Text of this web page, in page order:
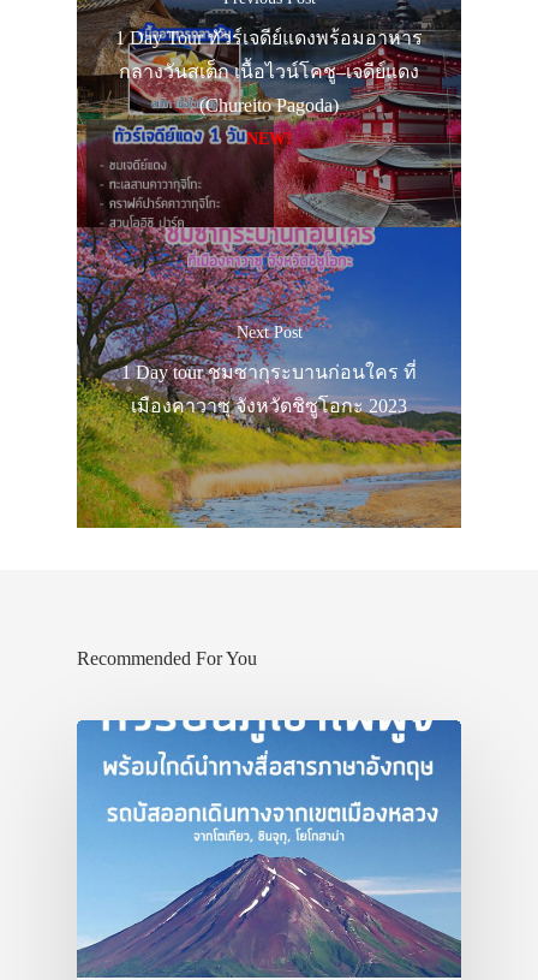
1 Day Tour ทัวร์เจดีย์แดงพร้อมอาหาร
กลางวันสเต็ก เนื้อไวน์โคชู–เจดีย์แดง
(Chureito Pagoda)
NEW!
Next Post
1 Day tour ชมซากุระบานก่อนใคร ที่
เมืองคาวาซุ จังหวัดชิซูโอกะ 2023
Recommended For You